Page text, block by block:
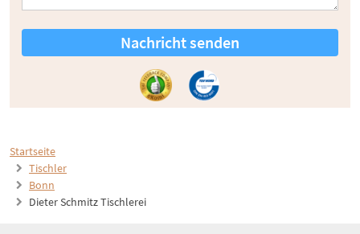
Startseite
Tischler
Bonn
Dieter Schmitz Tischlerei
Nachricht senden